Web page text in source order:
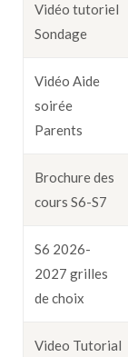
Vidéo tutoriel
Sondage
Vidéo Aide
soirée
Parents
Brochure des
cours S6-S7
S6 2026-
2027 grilles
de choix
Video Tutorial